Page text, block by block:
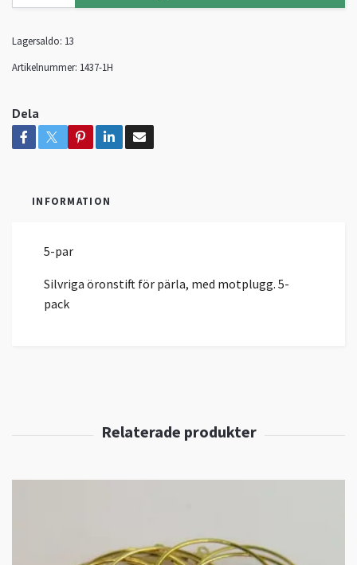
Lagersaldo: 13
Artikelnummer: 1437-1H
Dela
INFORMATION
5-par
Silvriga öronstift för pärla, med motplugg. 5-
pack